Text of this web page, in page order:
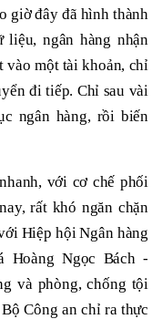
giờ đây đã hình thành
liệu, ngân hàng nhận
vào một tài khoản, chỉ
đi tiếp. Chỉ sau vài
ngân hàng, rồi biến
với cơ chế phối
rất khó ngăn chặn
Hiệp hội Ngân hàng
Hoàng Ngọc Bách -
và phòng, chống tội
Công an chỉ ra thực